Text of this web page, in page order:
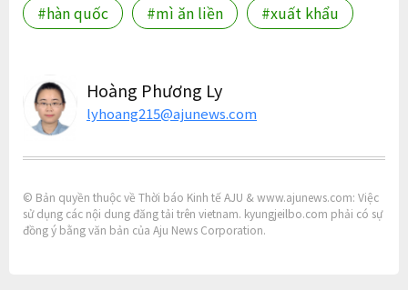
#hàn quốc #mì ăn liền #xuất khẩu
Hoàng Phương Ly
lyhoang215@ajunews.com
© Bản quyền thuộc về Thời báo Kinh tế AJU & www.ajunews.com: Việc
sử dụng các nội dung đăng tải trên vietnam. kyungjeilbo.com phải có sự
đồng ý bằng văn bản của Aju News Corporation.